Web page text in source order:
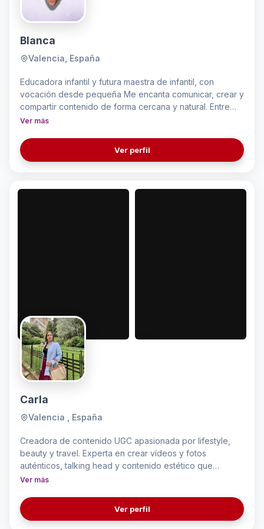
Blanca
Valencia, España
Educadora infantil y futura maestra de infantil, con
vocación desde pequeña Me encanta comunicar, crear y
compartir contenido de forma cercana y natural. Entre
skincare, maquillaje, moda, café de especialidad, gym,
espacio bonito, creativo y real. Fangirl desde que tengo
uso de razón, así que vivo todo con demasiada emoción.
Ver más
Ver perfil
Carla
Valencia , España
Creadora de contenido UGC apasionada por lifestyle,
beauty y travel. Experta en crear vídeos y fotos
auténticos, talking head y contenido estético que
conecta con audiencias jóvenes (18–34 años). Me
cercanía y naturalidad. Habilidad para storytelling,
product reviews y contenido visual atractivo, con
Ver más
Ver perfil